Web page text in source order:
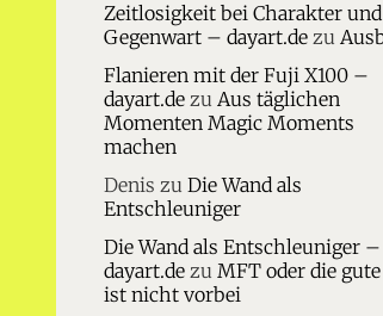
Zeitlosigkeit bei Charakter und
Gegenwart – dayart.dezu
Flanieren mit der Fuji X100 –
dayart.dezu Aus täglichen
Momenten Magic Moments
machen
Denis zu Die Wand als
Entschleuniger
Die Wand als Entschleuniger –
dayart.dezu MFT oder die
ist nicht vorbei